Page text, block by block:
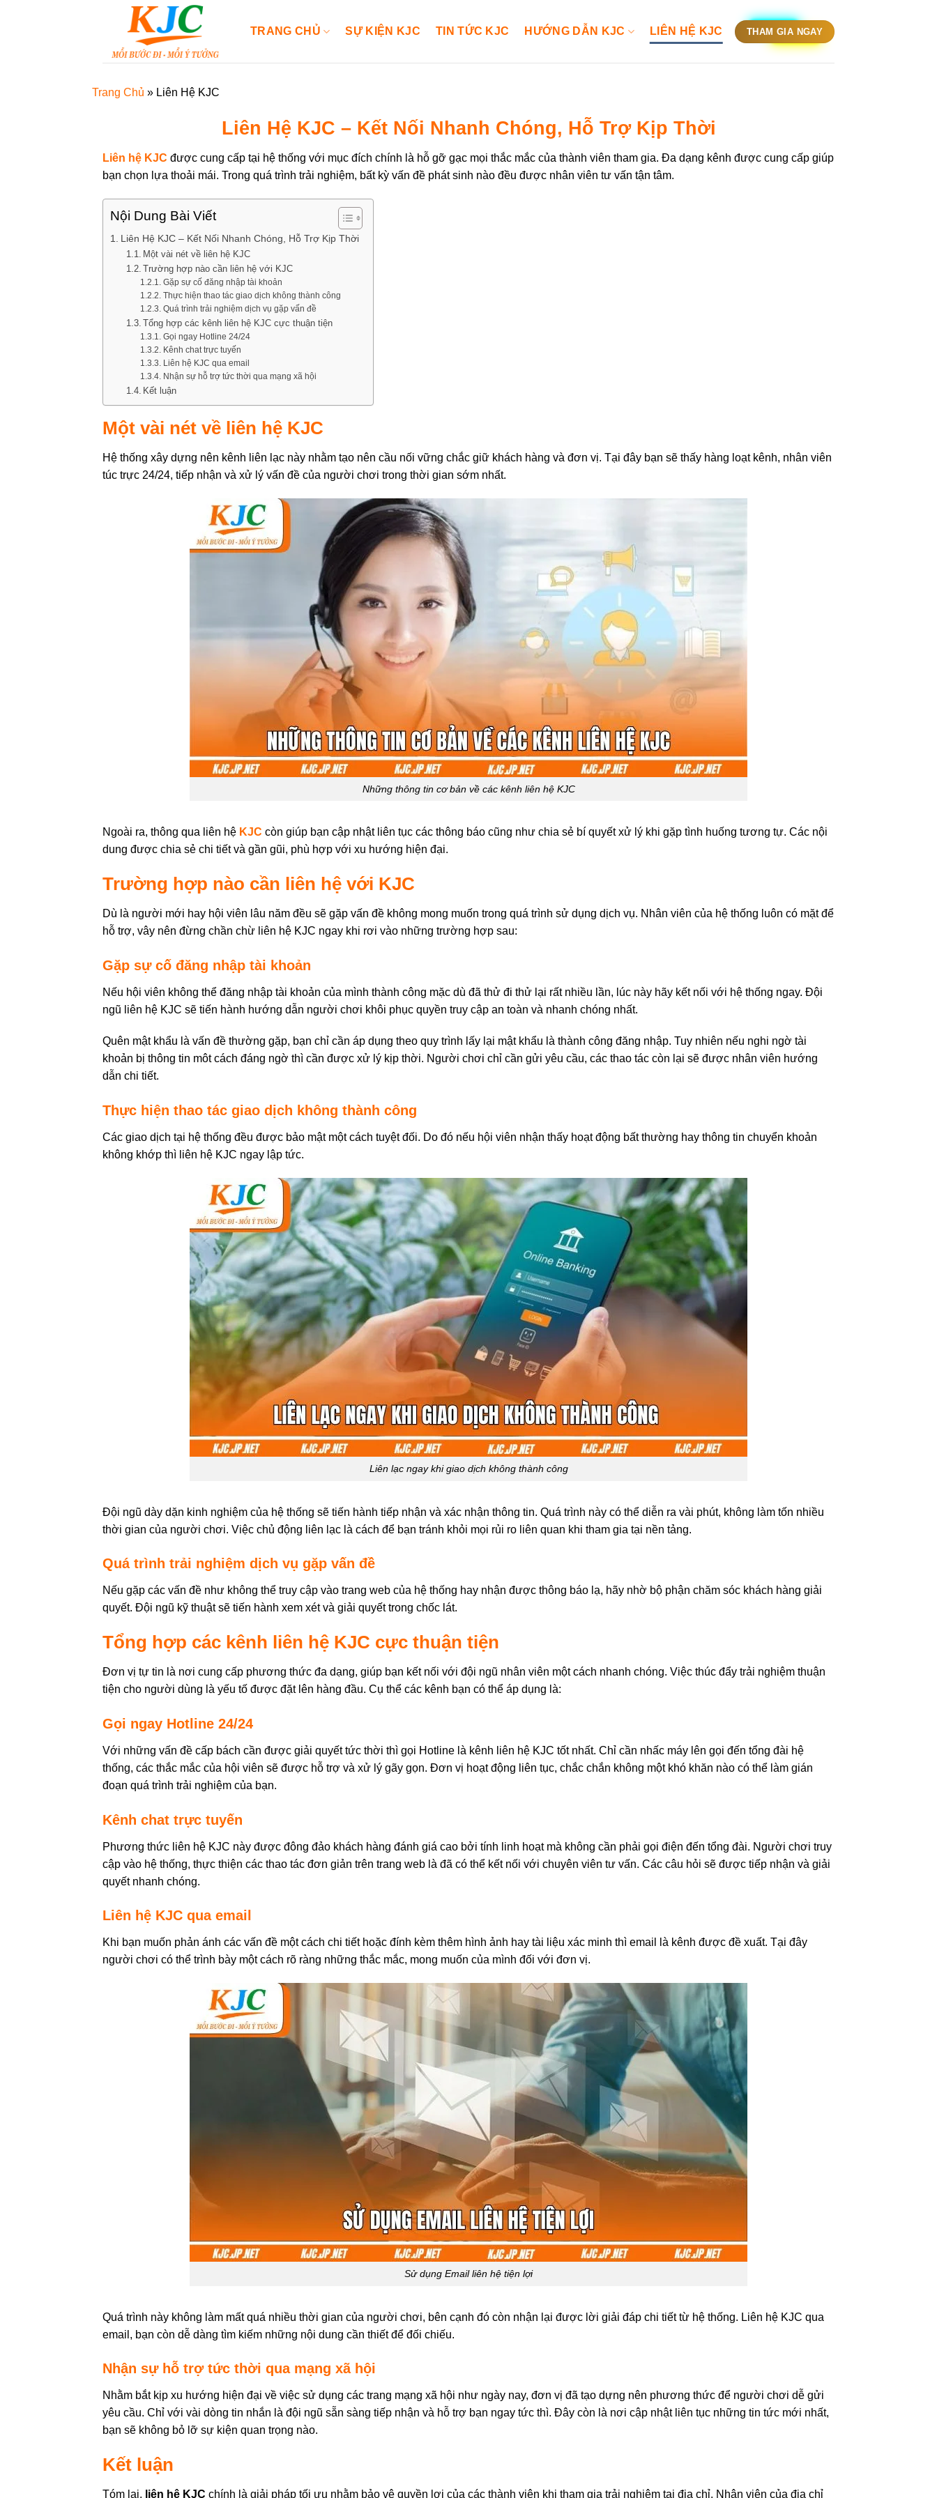
TRANG CHỦ SỰ KIỆN KJC TIN TỨC KJC HƯỚNG DẪN KJC LIÊN HỆ KJC THAM GIA NGAY
Trang Chủ » Liên Hệ KJC
Liên Hệ KJC – Kết Nối Nhanh Chóng, Hỗ Trợ Kịp Thời
Liên hệ KJC được cung cấp tại hệ thống với mục đích chính là hỗ gỡ gạc mọi thắc mắc của thành viên tham gia. Đa dạng kênh được cung cấp giúp
bạn chọn lựa thoải mái. Trong quá trình trải nghiệm, bất kỳ vấn đề phát sinh nào đều được nhân viên tư vấn tận tâm.
Nội Dung Bài Viết
Liên Hệ KJC – Kết Nối Nhanh Chóng, Hỗ Trợ Kịp Thời
Một vài nét về liên hệ KJC
Trường hợp nào cần liên hệ với KJC
Gặp sự cố đăng nhập tài khoản
Thực hiện thao tác giao dịch không thành công
Quá trình trải nghiệm dịch vụ gặp vấn đề
Tổng hợp các kênh liên hệ KJC cực thuận tiện
Gọi ngay Hotline 24/24
Kênh chat trực tuyến
Liên hệ KJC qua email
Nhận sự hỗ trợ tức thời qua mạng xã hội
Kết luận
Một vài nét về liên hệ KJC
Hệ thống xây dựng nên kênh liên lạc này nhằm tạo nên cầu nối vững chắc giữ khách hàng và đơn vị. Tại đây bạn sẽ thấy hàng loạt kênh, nhân viên
túc trực 24/24, tiếp nhận và xử lý vấn đề của người chơi trong thời gian sớm nhất.
Những thông tin cơ bản về các kênh liên hệ KJC
Ngoài ra, thông qua liên hệ KJC còn giúp bạn cập nhật liên tục các thông báo cũng như chia sẻ bí quyết xử lý khi gặp tình huống tương tự. Các nội
dung được chia sẻ chi tiết và gần gũi, phù hợp với xu hướng hiện đại.
Trường hợp nào cần liên hệ với KJC
Dù là người mới hay hội viên lâu năm đều sẽ gặp vấn đề không mong muốn trong quá trình sử dụng dịch vụ. Nhân viên của hệ thống luôn có mặt để
hỗ trợ, vây nên đừng chần chừ liên hệ KJC ngay khi rơi vào những trường hợp sau:
Gặp sự cố đăng nhập tài khoản
Nếu hội viên không thể đăng nhập tài khoản của mình thành công mặc dù đã thử đi thử lại rất nhiều lần, lúc này hãy kết nối với hệ thống ngay. Đội
ngũ liên hệ KJC sẽ tiến hành hướng dẫn người chơi khôi phục quyền truy cập an toàn và nhanh chóng nhất.
Quên mật khẩu là vấn đề thường gặp, bạn chỉ cần áp dụng theo quy trình lấy lại mật khẩu là thành công đăng nhập. Tuy nhiên nếu nghi ngờ tài
khoản bị thông tin môt cách đáng ngờ thì cần được xử lý kịp thời. Người chơi chỉ cần gửi yêu cầu, các thao tác còn lại sẽ được nhân viên hướng
dẫn chi tiết.
Thực hiện thao tác giao dịch không thành công
Các giao dịch tại hệ thống đều được bảo mật một cách tuyệt đối. Do đó nếu hội viên nhận thấy hoạt động bất thường hay thông tin chuyển khoản
không khớp thì liên hệ KJC ngay lập tức.
Liên lạc ngay khi giao dịch không thành công
Đội ngũ dày dặn kinh nghiệm của hệ thống sẽ tiến hành tiếp nhận và xác nhận thông tin. Quá trình này có thể diễn ra vài phút, không làm tốn nhiều
thời gian của người chơi. Việc chủ động liên lạc là cách để bạn tránh khỏi mọi rủi ro liên quan khi tham gia tại nền tảng.
Quá trình trải nghiệm dịch vụ gặp vấn đề
Nếu gặp các vấn đề như không thể truy cập vào trang web của hệ thống hay nhận được thông báo lạ, hãy nhờ bộ phận chăm sóc khách hàng giải
quyết. Đội ngũ kỹ thuật sẽ tiến hành xem xét và giải quyết trong chốc lát.
Tổng hợp các kênh liên hệ KJC cực thuận tiện
Đơn vị tự tin là nơi cung cấp phương thức đa dạng, giúp bạn kết nối với đội ngũ nhân viên một cách nhanh chóng. Việc thúc đẩy trải nghiệm thuận
tiện cho người dùng là yếu tố được đặt lên hàng đầu. Cụ thể các kênh bạn có thể áp dụng là:
Gọi ngay Hotline 24/24
Với những vấn đề cấp bách cần được giải quyết tức thời thì gọi Hotline là kênh liên hệ KJC tốt nhất. Chỉ cần nhấc máy lên gọi đến tổng đài hệ
thống, các thắc mắc của hội viên sẽ được hỗ trợ và xử lý gãy gọn. Đơn vị hoạt động liên tục, chắc chắn không một khó khăn nào có thể làm gián
đoạn quá trình trải nghiệm của bạn.
Kênh chat trực tuyến
Phương thức liên hệ KJC này được đông đảo khách hàng đánh giá cao bởi tính linh hoạt mà không cần phải gọi điện đến tổng đài. Người chơi truy
cập vào hệ thống, thực thiện các thao tác đơn giản trên trang web là đã có thể kết nối với chuyên viên tư vấn. Các câu hỏi sẽ được tiếp nhận và giải
quyết nhanh chóng.
Liên hệ KJC qua email
Khi bạn muốn phản ánh các vấn đề một cách chi tiết hoặc đính kèm thêm hình ảnh hay tài liệu xác minh thì email là kênh được đề xuất. Tại đây
người chơi có thể trình bày một cách rõ ràng những thắc mắc, mong muốn của mình đối với đơn vị.
Sử dụng Email liên hệ tiện lợi
Quá trình này không làm mất quá nhiều thời gian của người chơi, bên cạnh đó còn nhận lại được lời giải đáp chi tiết từ hệ thống. Liên hệ KJC qua
email, bạn còn dễ dàng tìm kiếm những nội dung cần thiết để đối chiếu.
Nhận sự hỗ trợ tức thời qua mạng xã hội
Nhằm bắt kịp xu hướng hiện đại về việc sử dụng các trang mạng xã hội như ngày nay, đơn vị đã tạo dựng nên phương thức để người chơi dễ gửi
yêu cầu. Chỉ với vài dòng tin nhắn là đội ngũ sẵn sàng tiếp nhận và hỗ trợ bạn ngay tức thì. Đây còn là nơi cập nhật liên tục những tin tức mới nhất,
bạn sẽ không bỏ lỡ sự kiện quan trọng nào.
Kết luận
Tóm lại, liên hệ KJC chính là giải pháp tối ưu nhằm bảo vệ quyền lợi của các thành viên khi tham gia trải nghiệm tại địa chỉ. Nhân viên của địa chỉ